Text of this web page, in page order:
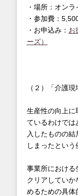
・場所：オンラ
・参加費：
・お申込み： お
ーズ）
（２）「介護現
生産性の向上に
ているわけでは
入したものの
しまったという
事業所における
クリアしてい
めるための具体